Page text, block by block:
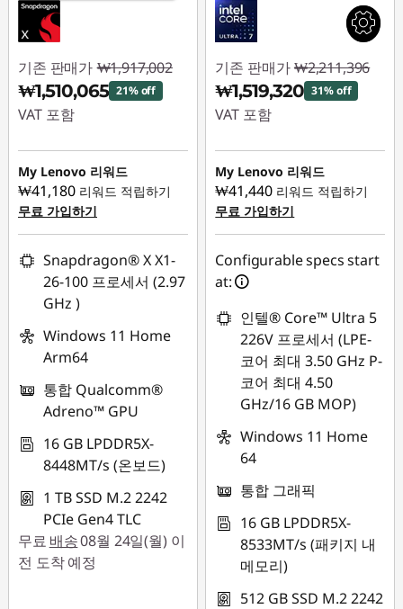
기존 판매가 ₩1,917,002
₩1,510,065 21% off
VAT 포함
즉시 할인: :-
₩406,937
My Lenovo 리워드
₩41,180 리워드 적립하기
무료 가입하기
Snapdragon® X X1-
26-100 프로세서 (2.97
GHz )
Windows 11 Home
Arm64
통합 Qualcomm®
Adreno™ GPU
16 GB LPDDR5X-
8448MT/s (온보드)
1 TB SSD M.2 2242
PCIe Gen4 TLC
무료 배송08월 24일(월) 이
전 도착 예정
기존 판매가 ₩2,211,396
₩1,519,320 31% off
VAT 포함
즉시 할인: :-
₩692,076
My Lenovo 리워드
₩41,440 리워드 적립하기
무료 가입하기
Configurable specs start
at:
인텔® Core™ Ultra 5
226V 프로세서 (LPE-
코어 최대 3.50 GHz P-
코어 최대 4.50
GHz/16 GB MOP)
Windows 11 Home
64
통합 그래픽
16 GB LPDDR5X-
8533MT/s (패키지 내
메모리)
512 GB SSD M.2 2242